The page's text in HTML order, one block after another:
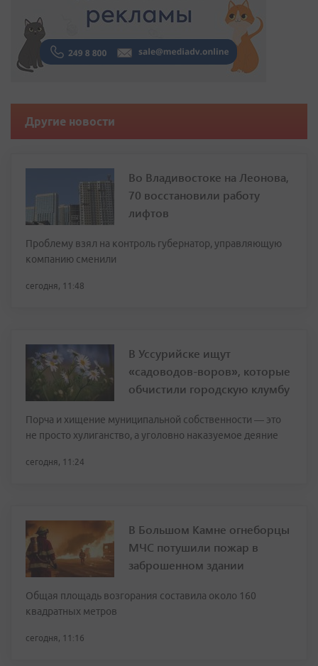
Другие новости
Во Владивостоке на Леонова,
70 восстановили работу
лифтов
Проблему взял на контроль губернатор, управляющую
компанию сменили
сегодня, 11:48
В Уссурийске ищут
«садоводов-воров», которые
обчистили городскую клумбу
Порча и хищение муниципальной собственности — это
не просто хулиганство, а уголовно наказуемое деяние
сегодня, 11:24
В Большом Камне огнеборцы
МЧС потушили пожар в
заброшенном здании
Общая площадь возгорания составила около 160
квадратных метров
сегодня, 11:16